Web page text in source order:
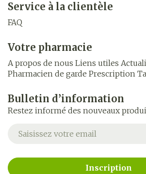
Service à la clientèle
FAQ
Votre pharmacie
A propos de nous Liens utiles
Pharmacien de garde Prescription
Bulletin d’information
Restez informé des nouveaux
Adresse mail
Inscription